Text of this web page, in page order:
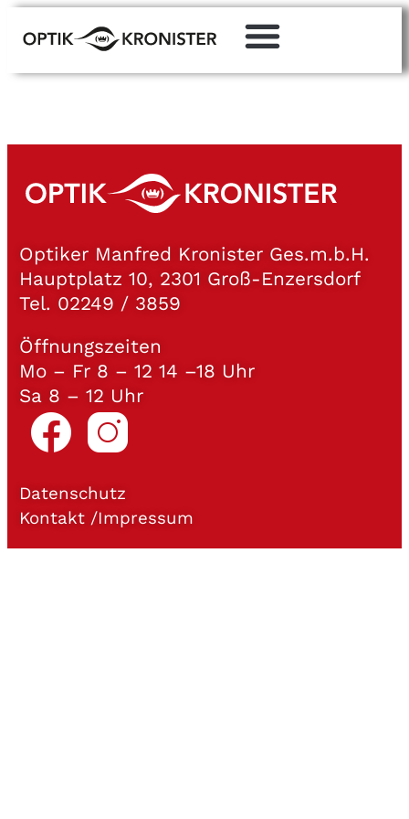
Optiker Manfred Kronister Ges.m.b.H.
Hauptplatz 10, 2301 Groß-Enzersdorf
Tel. 02249 / 3859
Öffnungszeiten
Mo – Fr 8 – 12 14 –18 Uhr
Sa 8 – 12 Uhr
Datenschutz
Kontakt /Impressum